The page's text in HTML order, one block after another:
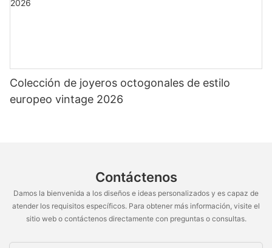
Colección de joyeros octogonales de estilo
europeo vintage 2026
Contáctenos
Damos la bienvenida a los diseños e ideas personalizados y es capaz de
atender los requisitos específicos. Para obtener más información, visite el
sitio web o contáctenos directamente con preguntas o consultas.